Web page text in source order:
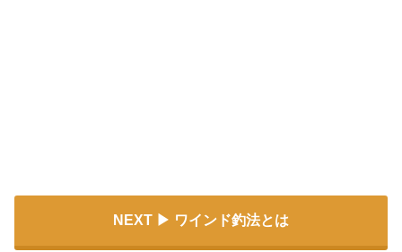
NEXT ワインド釣法とは